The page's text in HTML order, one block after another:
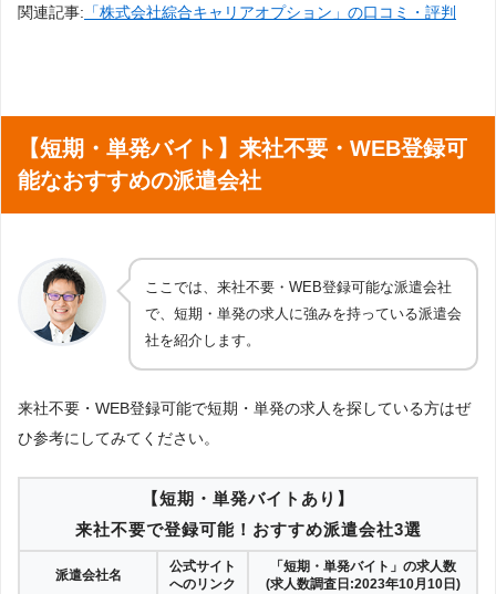
関連記事: 「株式会社綜合キャリアオプション」の口コミ・評判
【短期・単発バイト】来社不要・WEB登録可
能なおすすめの派遣会社
ここでは、来社不要・WEB登録可能な派遣会社
で、短期・単発の求人に強みを持っている派遣会
社を紹介します。
来社不要・WEB登録可能で短期・単発の求人を探している方はぜ
ひ参考にしてみてください。
【短期・単発バイトあり】
来社不要で登録可能！おすすめ派遣会社3選
派遣会社名
公式サイト
へのリンク
「短期・単発バイト」の求人数
(求人数調査日:2023年10月10日)